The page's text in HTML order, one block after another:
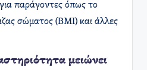
παράγοντες όπως το
σώματος (BMI) και άλλες
μειώνει